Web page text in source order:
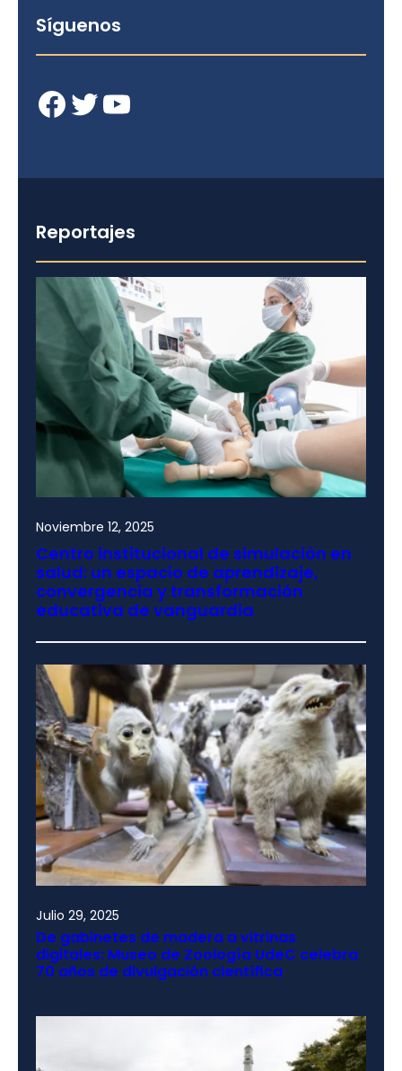
Síguenos
Facebook Twitter YouTube
Reportajes
Noviembre 12, 2025
Centro institucional de simulación en
salud: un espacio de aprendizaje,
convergencia y transformación
educativa de vanguardia
Julio 29, 2025
De gabinetes de madera a vitrinas
digitales: Museo de Zoología UdeC celebra
70 años de divulgación científica